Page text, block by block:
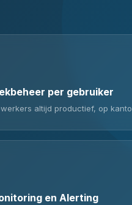
per gebruiker
altijd productief, op
en Alerting